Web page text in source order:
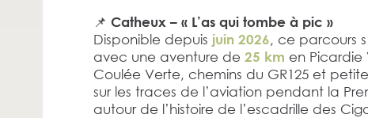
📌 Catheux – « L’as qui tombe à pic »
Disponible depuis juin 2026, ce parcours
avec une aventure de 25 km en Picardie
Coulée Verte, chemins du GR125 et
sur les traces de l’aviation pendant la
autour de l’histoire de l’escadrille des